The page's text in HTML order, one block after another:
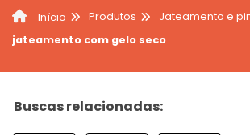
Início Produtos
Jateamento e
jateamento com gelo seco
Buscas relacionadas: